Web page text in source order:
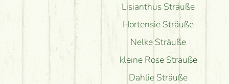
Lisianthus Sträuße
Hortensie Sträuße
Nelke Sträuße
kleine Rose Sträuße
Dahlie Sträuße